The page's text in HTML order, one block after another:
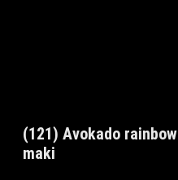
(121) Avokado rainbow
maki